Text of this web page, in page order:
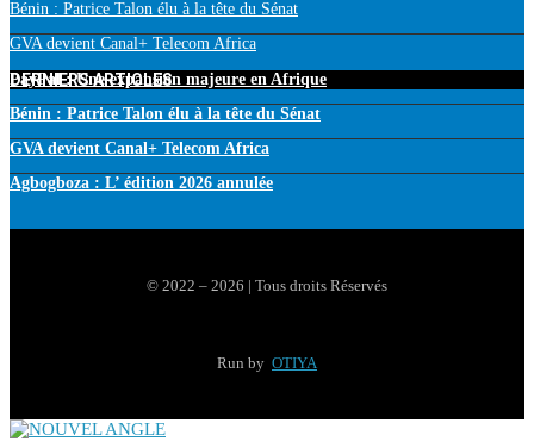
Bénin : Patrice Talon élu à la tête du Sénat
GVA devient Canal+ Telecom Africa
DERNIERS ARTICLES
PayPal : Une expansion majeure en Afrique
Bénin : Patrice Talon élu à la tête du Sénat
GVA devient Canal+ Telecom Africa
Agbogboza : L’ édition 2026 annulée
© 2022 – 2026 | Tous droits Réservés
Run by OTIYA